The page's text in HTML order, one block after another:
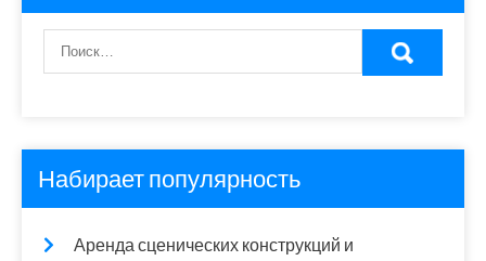
Набирает популярность
Аренда сценических конструкций и